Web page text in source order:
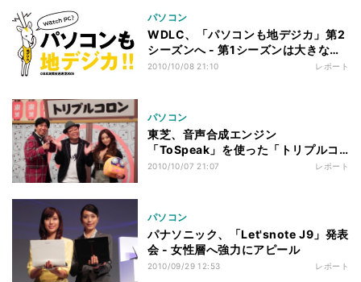
パソコン
WDLC、「パソコンも地デジカ」第2
シーズンへ - 第1シーズンは大きな成
果
2010/10/08 21:10 レポート
パソコン
東芝、音声合成エンジン
「ToSpeak」を使った「トリプルコ
ロンの謎かけ道場」
2010/10/07 21:07 レポート
パソコン
パナソニック、「Let'snote J9」発表
会 - 女性層へ強力にアピール
2010/09/29 12:53 レポート